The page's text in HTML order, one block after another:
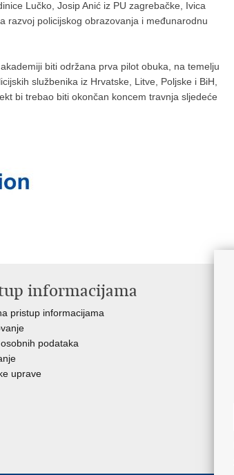
Lučko, Josip Anić iz PU zagrebačke, Ivica
razvoj policijskog obrazovanja i međunarodnu
biti održana prva pilot obuka, na temelju
službenika iz Hrvatske, Litve, Poljske i BiH,
bi trebao biti okončan koncem travnja sljedeće
informacijama
pristup informacijama
podataka
uprave